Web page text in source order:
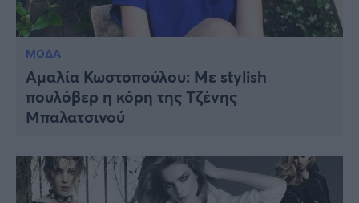
ΜΟΔΑ
Αμαλία Κωστοπούλου: Με stylish
πουλόβερ η κόρη της Τζένης
Μπαλατσινού